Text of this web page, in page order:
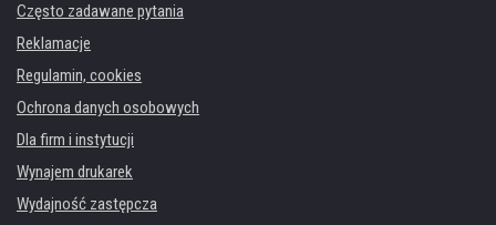
Często zadawane pytania
Reklamacje
Regulamin, cookies
Ochrona danych osobowych
Dla firm i instytucji
Wynajem drukarek
Wydajność zastępcza